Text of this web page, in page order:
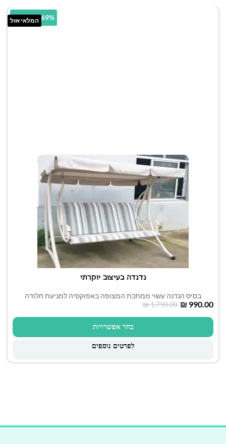
המלאי אזל44.69% הנחה
נדנדה בעיצוב יוקרתי
בסיס הנדנה עשוי ממתכת המצופה באפוקסיה למניעת חלודה
₪1,790.00 ₪ 990.00
בחר אפשרויות
לפרטים נוספים